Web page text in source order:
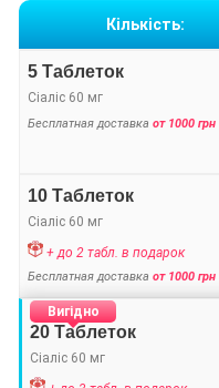
Кількість:
5 Таблеток
Сіаліс 60 мг
Бесплатная доставкаот 1000 грн
10 Таблеток
Сіаліс 60 мг
+ до 2 табл. в подарок
Бесплатная доставкаот 1000 грн
Вигідно
20 Таблеток
Сіаліс 60 мг